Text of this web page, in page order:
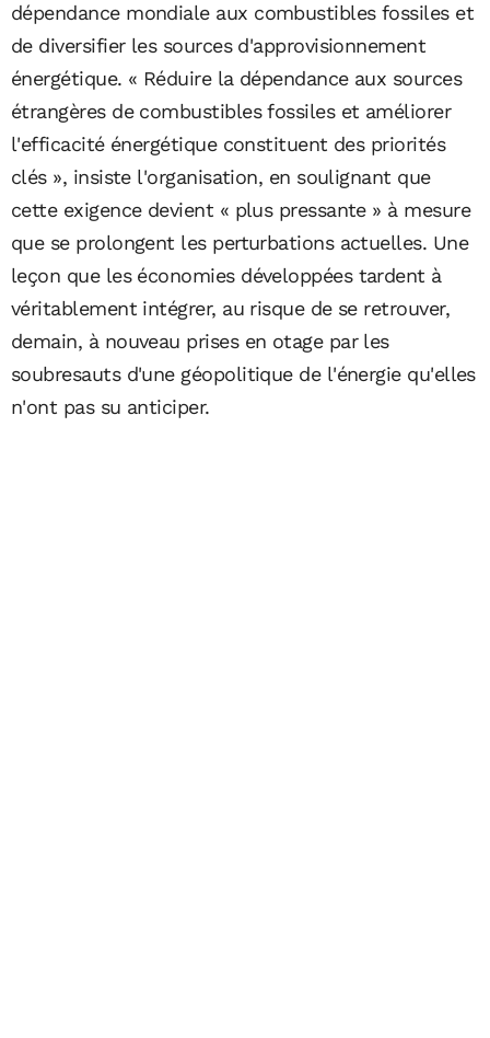
dépendance mondiale aux combustibles fossiles et
de diversifier les sources d'approvisionnement
énergétique. « Réduire la dépendance aux sources
étrangères de combustibles fossiles et améliorer
l'efficacité énergétique constituent des priorités
clés », insiste l'organisation, en soulignant que
cette exigence devient « plus pressante » à mesure
que se prolongent les perturbations actuelles. Une
leçon que les économies développées tardent à
véritablement intégrer, au risque de se retrouver,
demain, à nouveau prises en otage par les
soubresauts d'une géopolitique de l'énergie qu'elles
n'ont pas su anticiper.